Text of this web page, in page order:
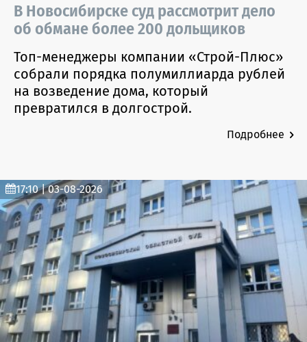
В Новосибирске суд рассмотрит дело
об обмане более 200 дольщиков
Топ-менеджеры компании «Строй-Плюс»
собрали порядка полумиллиарда рублей
на возведение дома, который
превратился в долгострой.
Подробнее
17:10 | 03-08-2026